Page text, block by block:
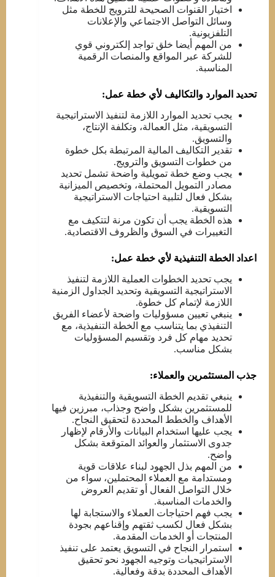
اختيار القنوات الصحيحة للترويج للخطة مثل
وسائل التواصل الاجتماعي والإعلانات
التلفزيونية.
من المهم أيضا خلق تواجد إلكتروني قوي
للشركة عبر المواقع والمنصات الرقمية
المناسبة.
تحديد الموارد والتكاليف لأي خطة عمل:
يجب تحديد الموارد اللازمة لتنفيذ الاستراتيجية
التسويقية، مثل العمالة، وتكلفة الإنتاج،
والتسويق.
تقدير التكاليف المالية المرتبطة بكل خطوة
من خطوات التسويق والترويج.
يجب وضع خطة تمويلية واضحة تشمل تحديد
مصادر التمويل المحتملة، وتخصيص الميزانية
بشكل فعال لتلبية احتياجات الاستراتيجية
التسويقية.
هذه الخطة يجب أن تكون مرنة لتتكيف مع
التغييرات في السوق والظروف الاقتصادية.
اعداد الخطة التنفيذية لأي خطة عمل:
يجب تحديد الخطوات العملية اللازمة لتنفيذ
الاستراتيجية التسويقية وتحديد الجداول الزمنية
اللازمة لإتمام كل خطوة.
ينبغي تعيين مسؤوليات واضحة لأعضاء الفريق
التنفيذي بما يتناسب مع الخطة التنفيذية، مع
تحديد مهام كل فرد وتقسيم المسؤوليات
بشكل مناسب.
جذب المستثمرين والعملاء:
ينبغي تقديم الخطة التسويقية والتنفيذية
للمستثمرين بشكل واضح وجذاب، مبرزين فيها
الأهداف والخطط المحددة لتحقيق النجاح.
يجب عليها استخدام البيانات والأرقام لإظهار
جدوى الاستثمار والعوائد المتوقعة بشكل
واضح.
من المهم بذل الجهود لبناء علاقات قوية
ومستدامة مع العملاء المحتملين، سواء من
خلال التواصل الفعال أو تقديم العروض
والخدمات المناسبة.
يجب فهم احتياجات العملاء والاستجابة لها
بشكل فعال لكسب ثقتهم وإقناعهم بجودة
المنتجات أو الخدمات المقدمة.
استمرار النجاح في التسويق يعتمد على تنفيذ
الاستراتيجيات وتوجيه الجهود نحو تحقيق
الأهداف المحددة بدقة وفعالية.